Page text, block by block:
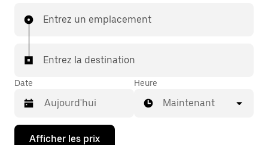
Entrez un emplacement
Entrez la destination
Date
Appuyez
Heure
Maintenant
Afficher les prix